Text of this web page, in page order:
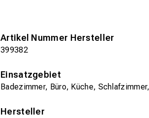
Artikel Nummer Hersteller
399382
Einsatzgebiet
Badezimmer, Büro, Küche,
Hersteller